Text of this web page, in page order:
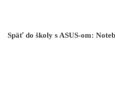
Späť do školy s ASUS-om: